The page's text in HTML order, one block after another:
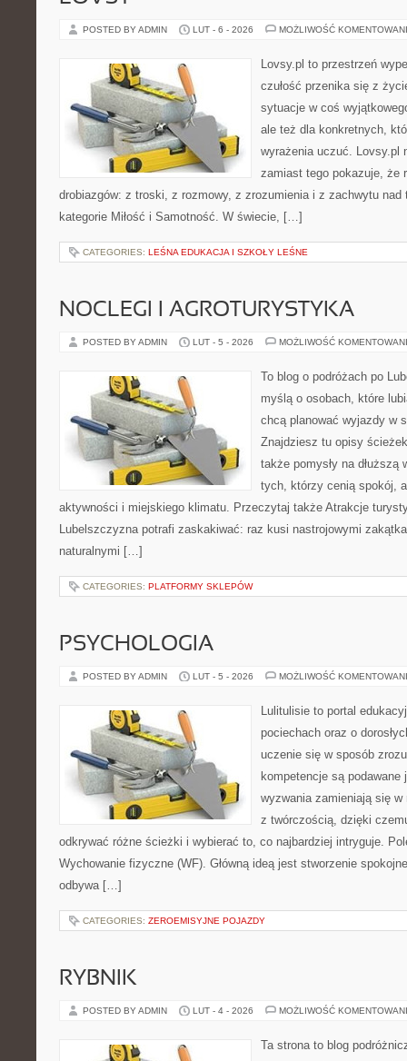
POSTED BY ADMIN LUT - 6 - 2026 MOŻLIWOŚĆ
Lovsy.pl to przestrzeń
czułość przenika się z
sytuacje w coś
ale też dla konkretnych,
wyrażenia uczuć. Lovsy.pl
zamiast tego pokazuje, że
drobiazgów: z troski, z rozmowy, z zrozumienia i z zachwytu
kategorie Miłość i Samotność. W świecie, […]
CATEGORIES: LEŚNA EDUKACJA I SZKOŁY LEŚNE
NOCLEGI I AGROTURYSTYKA
POSTED BY ADMIN LUT - 5 - 2026 MOŻLIWOŚĆ
To blog o podróżach po
myślą o osobach, które
chcą planować wyjazdy w
Znajdziesz tu opisy
także pomysły na dłuższą
tych, którzy cenią spokój,
aktywności i miejskiego klimatu. Przeczytaj także Atrakcje
Lubelszczyzna potrafi zaskakiwać: raz kusi nastrojowymi
naturalnymi […]
CATEGORIES: PLATFORMY SKLEPÓW
PSYCHOLOGIA
POSTED BY ADMIN LUT - 5 - 2026 MOŻLIWOŚĆ
Lulitulisie to portal
pociechach oraz o
uczenie się w sposób
kompetencje są
wyzwania zamieniają się w
z twórczością, dzięki
odkrywać różne ścieżki i wybierać to, co najbardziej intryguje.
Wychowanie fizyczne (WF). Główną ideą jest stworzenie
odbywa […]
CATEGORIES: ZEROEMISYJNE POJAZDY
RYBNIK
POSTED BY ADMIN LUT - 4 - 2026 MOŻLIWOŚĆ
Ta strona to blog